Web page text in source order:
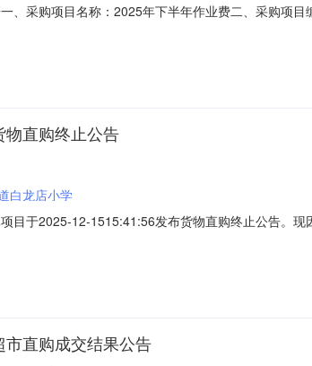
、采购项目名称：2025年下半年作业费二、采购项
元七、采购小组成员：无八、项目联
直购终止公告
白龙店小学
目于2025-12-1515:41:56发布货物直购终止公告。
直购成交结果公告